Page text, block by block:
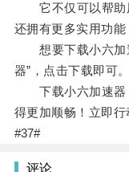
它不仅可以帮助
还拥有更多实用功能
想要下载小六加
器”，点击下载即可。
下载小六加速器
得更加顺畅！立即行
#37#
评论